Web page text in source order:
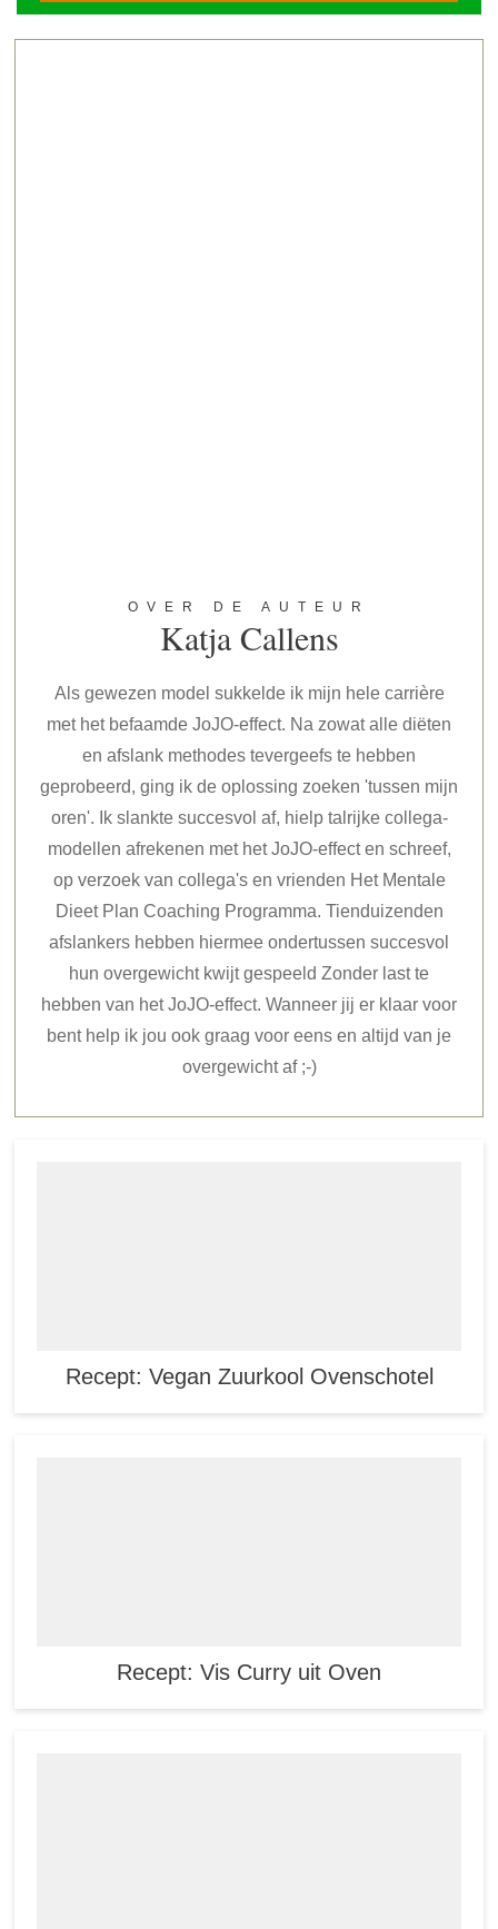
OVER DE AUTEUR
Katja Callens
Als gewezen model sukkelde ik mijn hele carrière
met het befaamde JoJO-effect. Na zowat alle diëten
en afslank methodes tevergeefs te hebben
geprobeerd, ging ik de oplossing zoeken 'tussen mijn
oren'. Ik slankte succesvol af, hielp talrijke collega-
modellen afrekenen met het JoJO-effect en schreef,
op verzoek van collega's en vrienden Het Mentale
Dieet Plan Coaching Programma. Tienduizenden
afslankers hebben hiermee ondertussen succesvol
hun overgewicht kwijt gespeeld Zonder last te
hebben van het JoJO-effect. Wanneer jij er klaar voor
bent help ik jou ook graag voor eens en altijd van je
overgewicht af ;-)
Recept: Vegan Zuurkool Ovenschotel
Recept: Vis Curry uit Oven